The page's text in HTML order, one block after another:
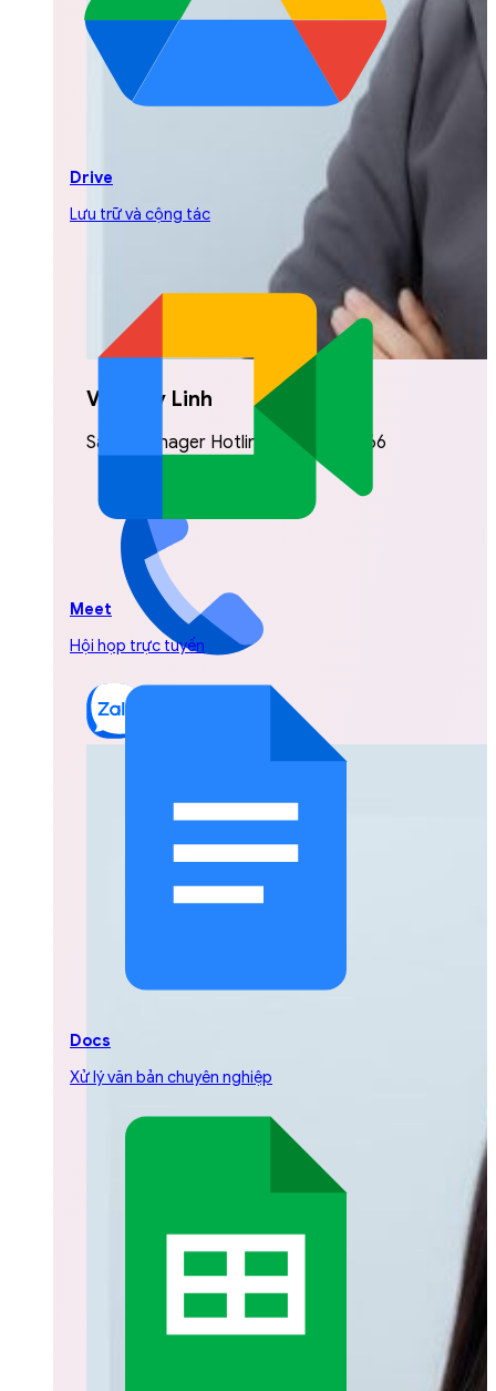
Vũ Thuỳ Linh
Sales Manager Hotline: 0842.999.666
Drive
Lưu trữ và cộng tác
Meet
Hội họp trực tuyến
Docs
Xử lý văn bản chuyên nghiệp